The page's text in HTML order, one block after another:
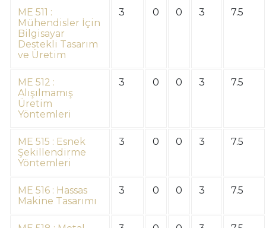
ME 511 :
Mühendisler İçin
Bilgisayar
Destekli Tasarım
ve Üretim
3 0 0 3 7.5
ME 512 :
Alışılmamış
Üretim
Yöntemleri
3 0 0 3 7.5
ME 515 : Esnek
Şekillendirme
Yöntemleri
3 0 0 3 7.5
ME 516 : Hassas
Makine Tasarımı
3 0 0 3 7.5